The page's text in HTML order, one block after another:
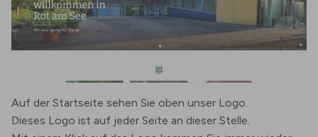
Auf der Startseite sehen Sie oben unser Logo.
Dieses Logo ist auf jeder Seite an dieser Stelle.